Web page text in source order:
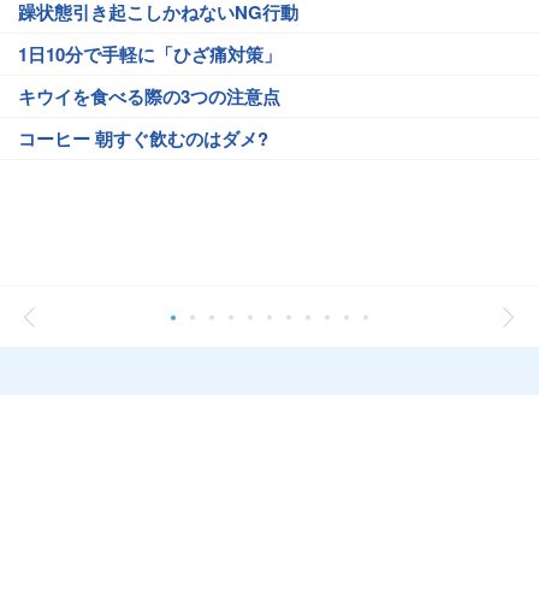
躁状態引き起こしかねないNG行動
1日10分で手軽に「ひざ痛対策」
キウイを食べる際の3つの注意点
コーヒー 朝すぐ飲むのはダメ?